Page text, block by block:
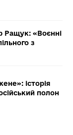
Ращук: «Воєнні
з
історія
полон